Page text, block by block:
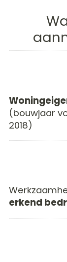
(bouwjaar
2018)
erkend